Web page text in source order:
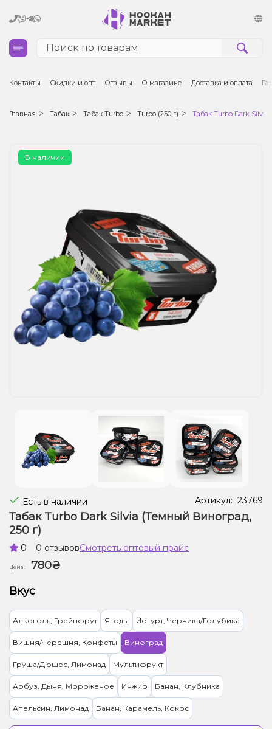
Кальяны
Табак для кальяна и кальянные смеси
Чаши для кальяна
Электронные сигареты (POD)
Комплектующие для POD
Жидкости для электронных сигарет
Подарочные наборы
Уценка
Контакты Скидки и опт Отзывы О магазине Доставка и оплата
Главная Табак Табак Turbo Turbo (250 г) Табак Turbo Dark
В наличии
Есть в наличии Артикул: 23769
Табак Turbo Dark Silvia (Темный Виноград,
250 г)
0 0 отзывовСмотреть оптовый прайс
Цена:
780₴
Вкус
Алкоголь, Грейпфрут Ягоды Йогурт, Черника/Голубика
Вишня/Черешня, Конфеты Виноград
Груша/Дюшес, Лимонад Мультифрукт
Арбуз, Дыня, Мороженое Инжир Банан, Клубника
Апельсин, Лимонад Банан, Карамель, Кокос